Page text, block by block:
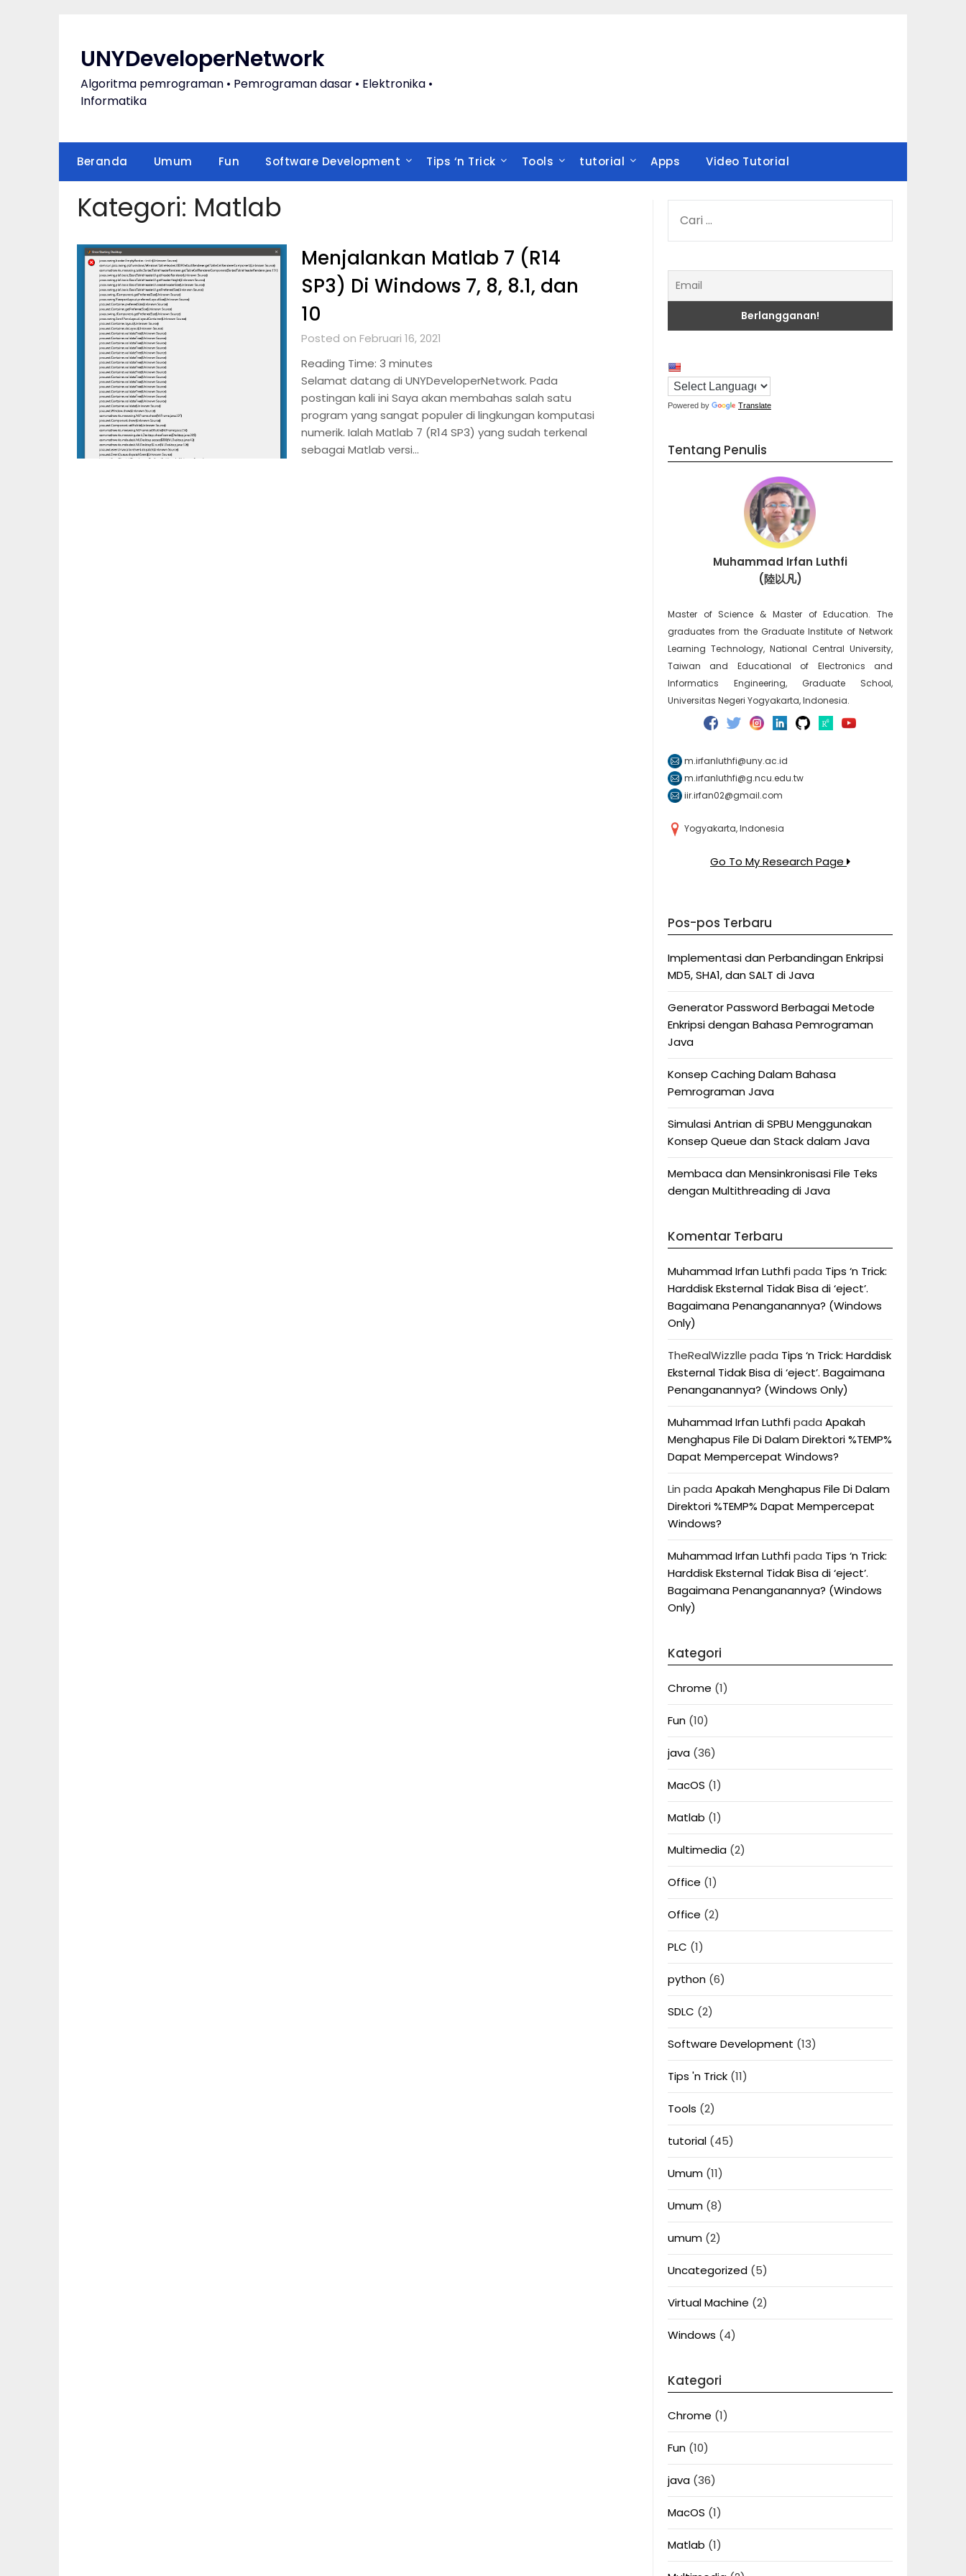
UNYDeveloperNetwork
Algoritma pemrograman • Pemrograman dasar • Elektronika •
Informatika
Beranda Umum Fun Software Development Tips ‘n Trick Tools tutorial Apps Video Tutorial
Kategori: Matlab
Menjalankan Matlab 7 (R14
SP3) Di Windows 7, 8, 8.1, dan
10
Posted on Februari 16, 2021
Reading Time: 3 minutes
Selamat datang di UNYDeveloperNetwork. Pada
postingan kali ini Saya akan membahas salah satu
program yang sangat populer di lingkungan komputasi
numerik. Ialah Matlab 7 (R14 SP3) yang sudah terkenal
sebagai Matlab versi…
UNTUK:
Powered by Translate
Tentang Penulis
Muhammad Irfan Luthfi
(陸以凡)
Master of Science & Master of Education. The
graduates from the Graduate Institute of Network
Learning Technology, National Central University,
Taiwan and Educational of Electronics and
Informatics Engineering, Graduate School,
Universitas Negeri Yogyakarta, Indonesia.
m.irfanluthfi@uny.ac.id
m.irfanluthfi@g.ncu.edu.tw
iir.irfan02@gmail.com
Yogyakarta, Indonesia
Go To My Research Page
Pos-pos Terbaru
Implementasi dan Perbandingan Enkripsi
MD5, SHA1, dan SALT di Java
Generator Password Berbagai Metode
Enkripsi dengan Bahasa Pemrograman
Java
Konsep Caching Dalam Bahasa
Pemrograman Java
Simulasi Antrian di SPBU Menggunakan
Konsep Queue dan Stack dalam Java
Membaca dan Mensinkronisasi File Teks
dengan Multithreading di Java
Komentar Terbaru
Muhammad Irfan Luthfipada Tips ‘n Trick:
Harddisk Eksternal Tidak Bisa di ‘eject’.
Bagaimana Penanganannya? (Windows
Only)
TheRealWizzlle pada Tips ‘n Trick: Harddisk
Eksternal Tidak Bisa di ‘eject’. Bagaimana
Penanganannya? (Windows Only)
Muhammad Irfan Luthfipada Apakah
Menghapus File Di Dalam Direktori %TEMP%
Dapat Mempercepat Windows?
Lin pada Apakah Menghapus File Di Dalam
Direktori %TEMP% Dapat Mempercepat
Windows?
Muhammad Irfan Luthfipada Tips ‘n Trick:
Harddisk Eksternal Tidak Bisa di ‘eject’.
Bagaimana Penanganannya? (Windows
Only)
Kategori
Chrome (1)
Fun(10)
java(36)
MacOS (1)
Matlab (1)
Multimedia(2)
Office (1)
Office (2)
PLC (1)
python(6)
SDLC (2)
Software Development (13)
Tips 'n Trick(11)
Tools (2)
tutorial(45)
Umum(11)
Umum(8)
umum(2)
Uncategorized(5)
Virtual Machine (2)
Windows (4)
Kategori
Chrome (1)
Fun(10)
java(36)
MacOS (1)
Matlab (1)